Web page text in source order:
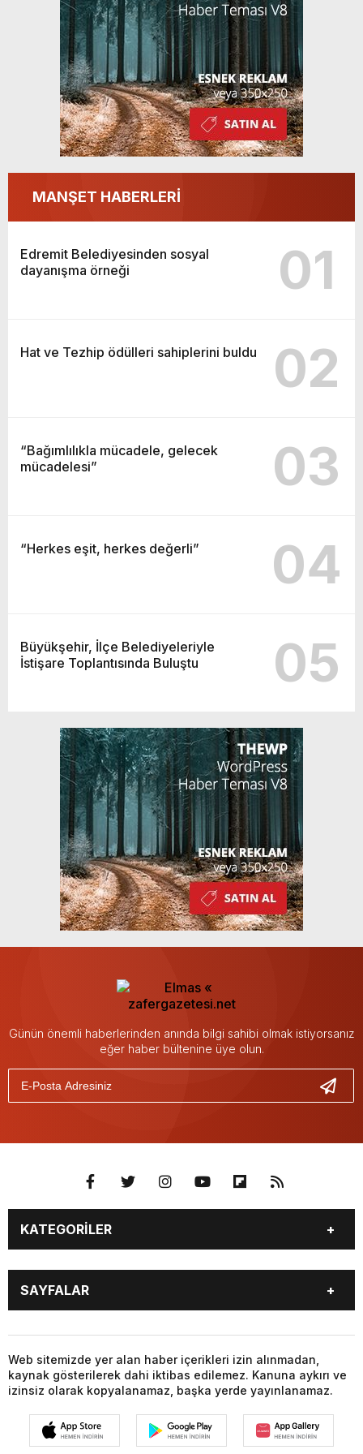
MANŞET HABERLERİ
Edremit Belediyesinden sosyal
dayanışma örneği
01
Hat ve Tezhip ödülleri sahiplerini buldu 02
“Bağımlılıkla mücadele, gelecek
mücadelesi”
03
“Herkes eşit, herkes değerli” 04
Büyükşehir, İlçe Belediyeleriyle
İstişare Toplantısında Buluştu
05
Günün önemli haberlerinden anında bilgi sahibi olmak istiyorsanız
eğer haber bültenine üye olun.
KATEGORİLER
YEREL HABERLER
YAZARLAR
TÜM MANŞET HABERLERİ
PUAN DURUMU
NÖBETÇİ ECZANELER
NAMAZ VAKİTLERİ
İLETİŞİM
KÜNYE
SAYFALAR
TÜM MANŞET HABERLERİ
TRAFİK DURUMU
PUAN DURUMU
NÖBETÇİ ECZANELER
NAMAZ VAKİTLERİ
İLETİŞİM
KÜNYE
Web sitemizde yer alan haber içerikleri izin alınmadan,
kaynak gösterilerek dahi iktibas edilemez. Kanuna aykırı ve
izinsiz olarak kopyalanamaz, başka yerde yayınlanamaz.